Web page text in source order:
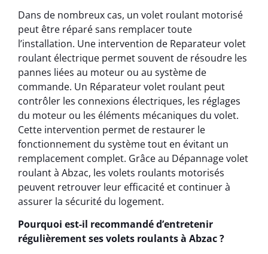
Dans de nombreux cas, un volet roulant motorisé
peut être réparé sans remplacer toute
l’installation. Une intervention de Reparateur volet
roulant électrique permet souvent de résoudre les
pannes liées au moteur ou au système de
commande. Un Réparateur volet roulant peut
contrôler les connexions électriques, les réglages
du moteur ou les éléments mécaniques du volet.
Cette intervention permet de restaurer le
fonctionnement du système tout en évitant un
remplacement complet. Grâce au Dépannage volet
roulant à Abzac, les volets roulants motorisés
peuvent retrouver leur efficacité et continuer à
assurer la sécurité du logement.
Pourquoi est-il recommandé d’entretenir
régulièrement ses volets roulants à Abzac ?